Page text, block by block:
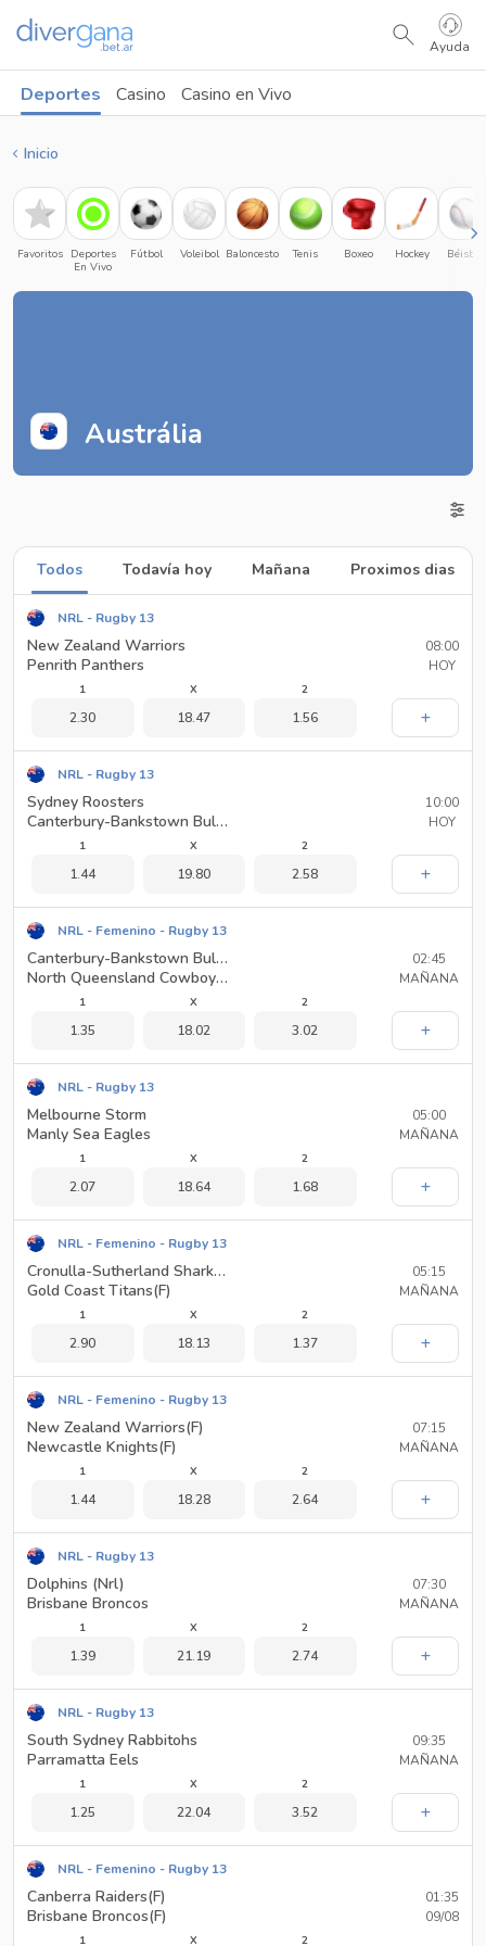
Ayuda
Deportes Casino Casino en Vivo
Inicio
Favoritos
Deportes
En Vivo
Fútbol Voleibol Baloncesto Tenis Boxeo Hockey Béisbol
Austrália
Todos Todavía hoy Mañana Proximos dias
NRL - Rugby 13
New Zealand Warriors
Penrith Panthers
08:00
HOY
1
2.30
X
18.47
2
1.56
NRL - Rugby 13
Sydney Roosters
Canterbury-Bankstown Bulldogs
10:00
HOY
1
1.44
X
19.80
2
2.58
NRL - Femenino - Rugby 13
Canterbury-Bankstown Bulldogs(F)
North Queensland Cowboys(F)
02:45
MAÑANA
1
1.35
X
18.02
2
3.02
NRL - Rugby 13
Melbourne Storm
Manly Sea Eagles
05:00
MAÑANA
1
2.07
X
18.64
2
1.68
NRL - Femenino - Rugby 13
Cronulla-Sutherland Sharks(F)
Gold Coast Titans(F)
05:15
MAÑANA
1
2.90
X
18.13
2
1.37
NRL - Femenino - Rugby 13
New Zealand Warriors(F)
Newcastle Knights(F)
07:15
MAÑANA
1
1.44
X
18.28
2
2.64
NRL - Rugby 13
Dolphins (Nrl)
Brisbane Broncos
07:30
MAÑANA
1
1.39
X
21.19
2
2.74
NRL - Rugby 13
South Sydney Rabbitohs
Parramatta Eels
09:35
MAÑANA
1
1.25
X
22.04
2
3.52
NRL - Femenino - Rugby 13
Canberra Raiders(F)
Brisbane Broncos(F)
01:35
09/08
1 X 2